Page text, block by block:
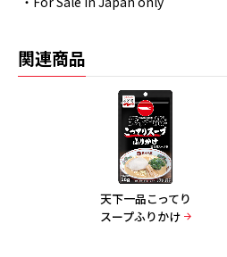
関連商品
天下一品こってり
スープふりかけ